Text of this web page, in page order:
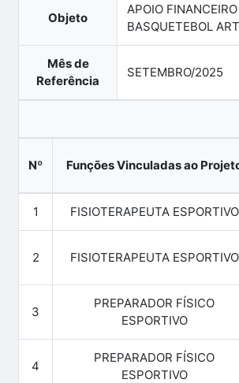
Objeto
APOIO
BASQUETEBOL
Mês de
Referência
SETEMBRO/2025
Nº Funções Vinculadas ao
1 FISIOTERAPEUTA ESPORTIVO
2 FISIOTERAPEUTA ESPORTIVO
3
PREPARADOR FÍSICO
ESPORTIVO
4
PREPARADOR FÍSICO
ESPORTIVO